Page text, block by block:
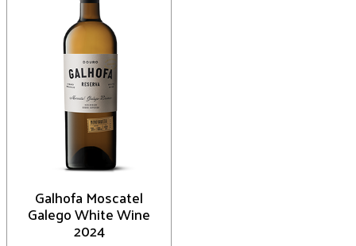
Galhofa Moscatel
Galego White Wine
2024